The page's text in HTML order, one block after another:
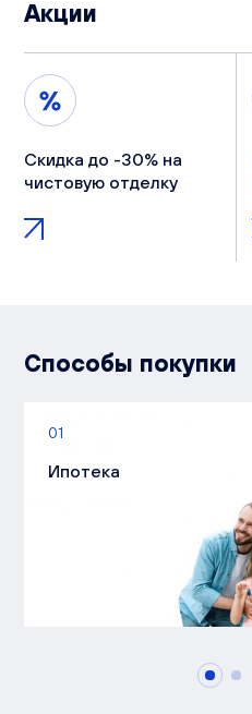
Акции
Скидка до -30% на
чистовую отделку
Способы покупки
01
Ипотека